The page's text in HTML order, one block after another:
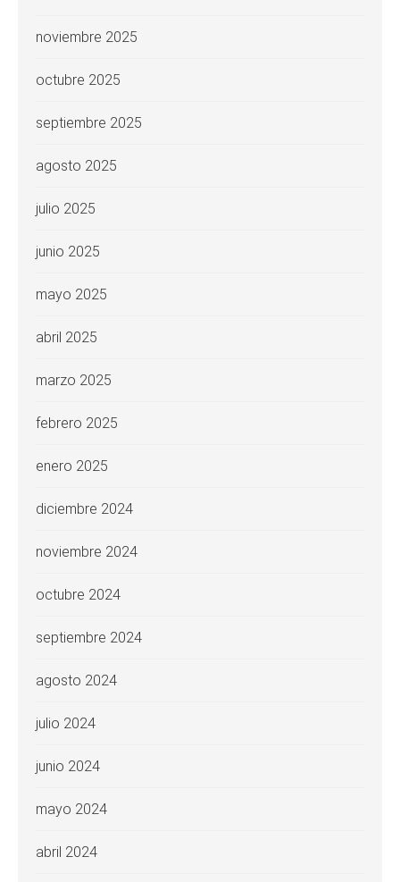
noviembre 2025
octubre 2025
septiembre 2025
agosto 2025
julio 2025
junio 2025
mayo 2025
abril 2025
marzo 2025
febrero 2025
enero 2025
diciembre 2024
noviembre 2024
octubre 2024
septiembre 2024
agosto 2024
julio 2024
junio 2024
mayo 2024
abril 2024